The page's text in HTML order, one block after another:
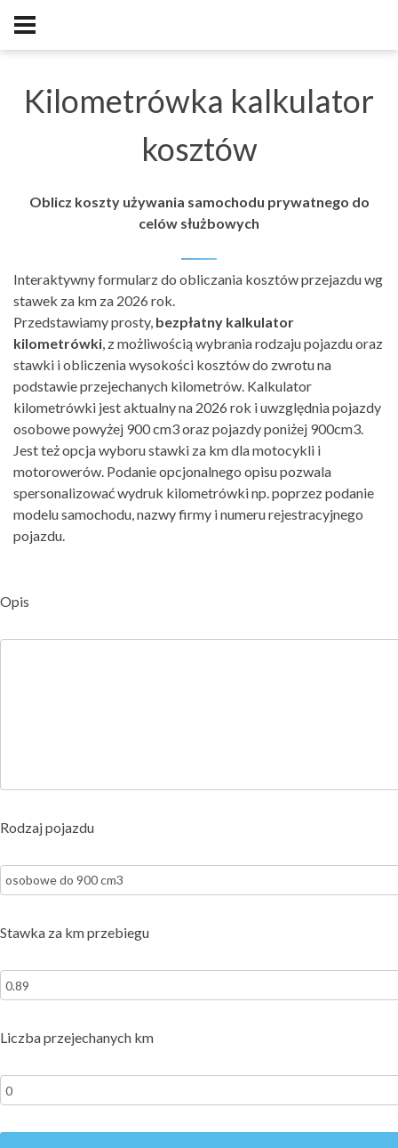
Kilometrówka kalkulator
kosztów
Oblicz koszty używania samochodu prywatnego do
celów służbowych
Interaktywny formularz do obliczania kosztów przejazdu wg
stawek za km za 2026 rok.
Przedstawiamy prosty, bezpłatny kalkulator
kilometrówki, z możliwością wybrania rodzaju pojazdu oraz
stawki i obliczenia wysokości kosztów do zwrotu na
podstawie przejechanych kilometrów. Kalkulator
kilometrówki jest aktualny na 2026 rok i uwzględnia pojazdy
osobowe powyżej 900 cm3 oraz pojazdy poniżej 900cm3.
Jest też opcja wyboru stawki za km dla motocykli i
motorowerów. Podanie opcjonalnego opisu pozwala
spersonalizować wydruk kilometrówki np. poprzez podanie
modelu samochodu, nazwy firmy i numeru rejestracyjnego
pojazdu.
Opis
Rodzaj pojazdu
Stawka za km przebiegu
Liczba przejechanych km